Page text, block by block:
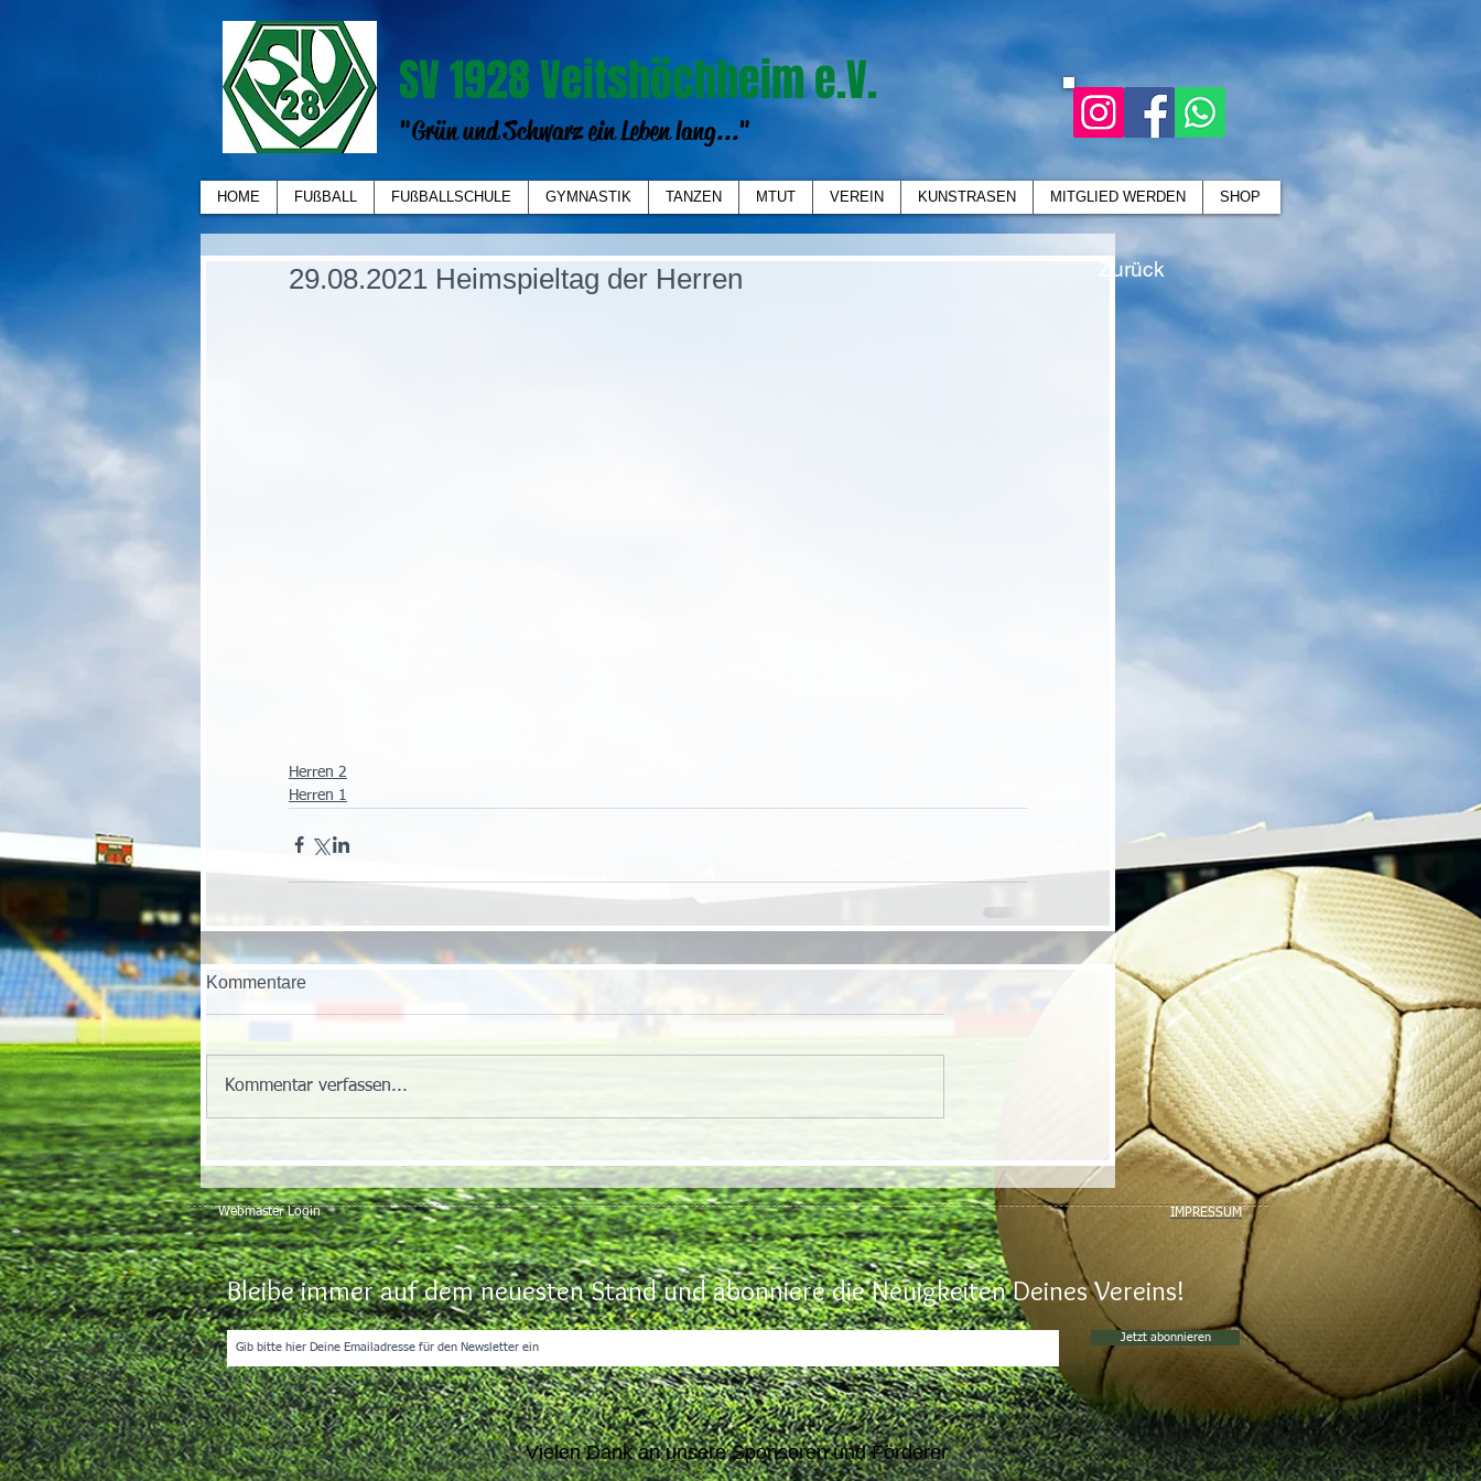
SV 1928 Veitshöchheim e.V.
"Grün und Schwarz ein Leben lang..."
HOME FUßBALL FUßBALLSCHULE GYMNASTIK TANZEN MTUT VEREIN KUNSTRASEN MITGLIED WERDEN SHOP
29.08.2021 Heimspieltag der Herren
Herren 2
Herren 1
Kommentare
Kommentar verfassen...
Zurück
IMPRESSUM
Webmaster Login
Bleibe immer auf dem neuesten Stand und abonniere die Neuigkeiten Deines Vereins!
Jetzt abonnieren
Vielen Dank an unsere Sponsoren und Förderer